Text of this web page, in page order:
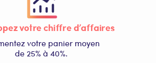
votre chiffre d’affaires
votre panier moyen
de 25% à 40%.